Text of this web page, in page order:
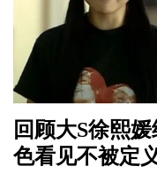
回顾大S徐熙
色看见不被定